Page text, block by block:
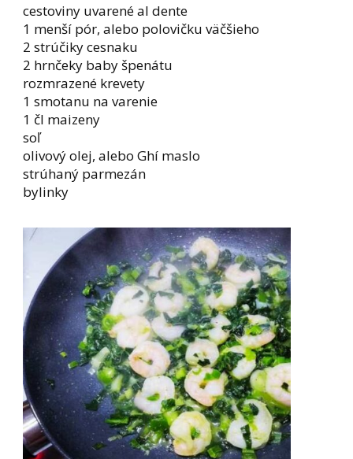
cestoviny uvarené al dente
1 menší pór, alebo polovičku väčšieho
2 strúčiky cesnaku
2 hrnčeky baby špenátu
rozmrazené krevety
1 smotanu na varenie
1 čl maizeny
soľ
olivový olej, alebo Ghí maslo
strúhaný parmezán
bylinky